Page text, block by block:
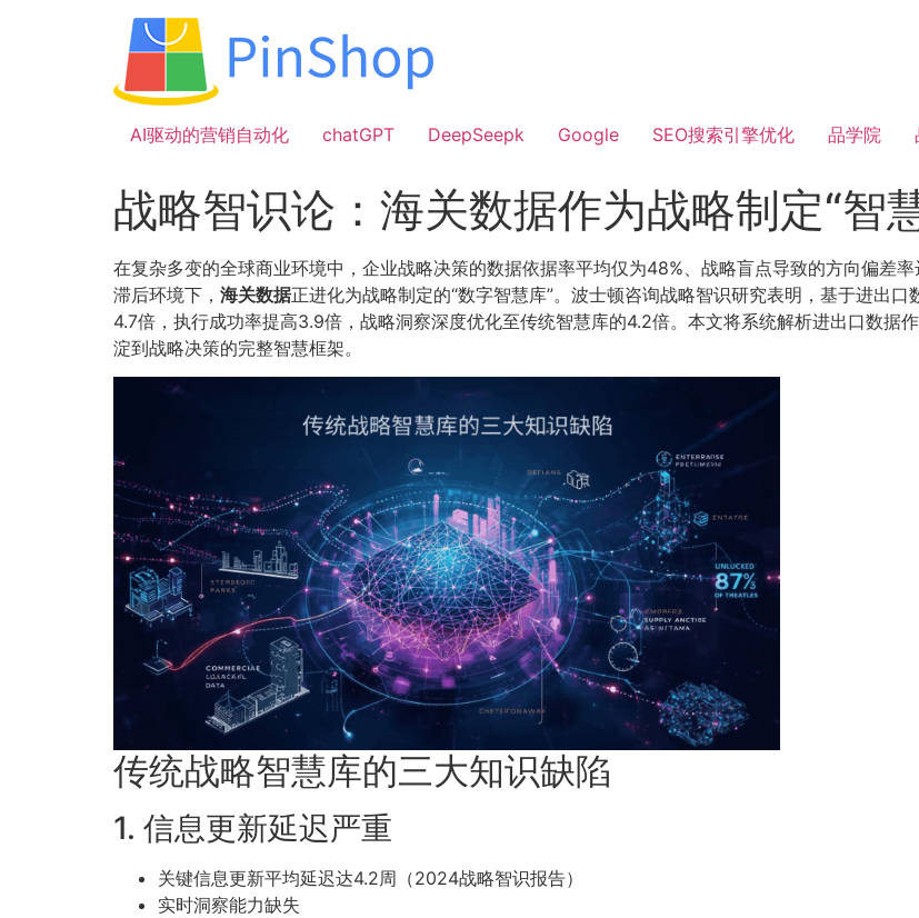
AI驱动的营销自动化
chatGPT DeepSeepk Google SEO搜索引擎优化 品学院
战略智识论：海关数据作为战略制定“智
在复杂多变的全球商业环境中，企业战略决策的数据依据率平均仅为48%、战略盲点导致的方向偏差
滞后环境下， 海关数据正进化为战略制定的“数字智慧库”。波士顿咨询战略智识研究表明，基于进出
4.7倍，执行成功率提高3.9倍，战略洞察深度优化至传统智慧库的4.2倍。本文将系统解析进出口数据
淀到战略决策的完整智慧框架。
传统战略智慧库的三大知识缺陷
1. 信息更新延迟严重
关键信息更新平均延迟达4.2周（2024战略智识报告）
实时洞察能力缺失